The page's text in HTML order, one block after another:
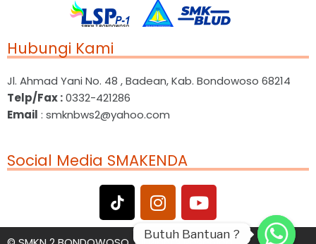
Hubungi Kami
Jl. Ahmad Yani No. 48 , Badean, Kab. Bondowoso 68214
Telp/Fax :0332-421286
Email : smknbws2@yahoo.com
Social Media SMAKENDA
Butuh Bantuan ?
Butuh Bantuan ?